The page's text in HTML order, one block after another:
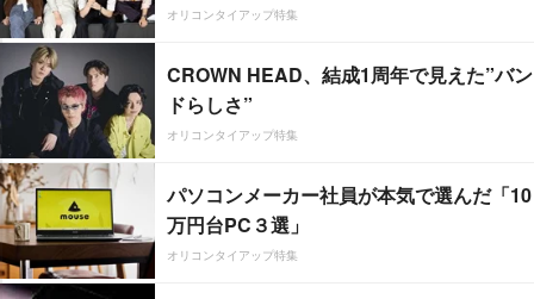
オリコンタイアップ特集
CROWN HEAD、結成1周年で見えた”バン
ドらしさ”
オリコンタイアップ特集
パソコンメーカー社員が本気で選んだ「10
万円台PC３選」
オリコンタイアップ特集